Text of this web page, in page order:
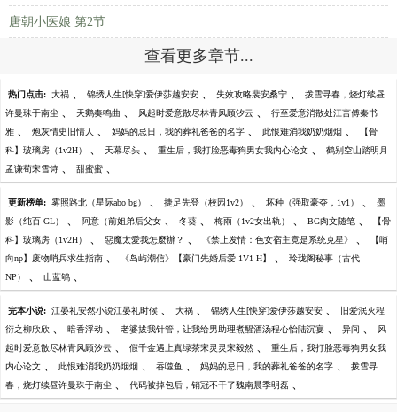
唐朝小医娘 第2节
查看更多章节...
热门点击: 大祸 、 锦绣人生[快穿]爱伊莎越安安 、 失效攻略裴安桑宁 、 拨雪寻春，烧灯续昼
许曼珠于南尘 、 天鹅奏鸣曲 、 风起时爱意散尽林青风顾汐云 、 行至爱意消散处江言傅秦书
雅 、 炮灰情史旧情人 、 妈妈的忌日，我的葬礼爸爸的名字 、 此恨难消我奶奶烟烟 、 【骨
科】玻璃房（1v2H） 、 天幕尽头 、 重生后，我打脸恶毒狗男女我内心论文 、 鹤别空山踏明月
孟谦荀宋雪诗 、 甜蜜蜜 、
更新榜单: 雾照路北（星际abo bg） 、 捷足先登（校园1v2） 、 坏种（强取豪夺，1v1） 、 墨
影（纯百 GL） 、 阿意（前姐弟后父女 、 冬葵 、 梅雨（1v2女出轨） 、 BG肉文随笔 、 【骨
科】玻璃房（1v2H） 、 惡魔太愛我怎麼辦？ 、 《禁止发情：色女宿主竟是系统克星》 、 【哨
向np】废物哨兵求生指南 、 《岛屿潮信》【豪门先婚后爱 1V1 H】 、 玲珑阁秘事（古代
NP） 、 山蓝鸲 、
完本小说: 江晏礼安然小说江晏礼时候 、 大祸 、 锦绣人生[快穿]爱伊莎越安安 、 旧爱泯灭程
衍之柳欣欣 、 暗香浮动 、 老婆拔我针管，让我给男助理煮醒酒汤程心怡陆沉宴 、 异间 、 风
起时爱意散尽林青风顾汐云 、 假千金遇上真绿茶宋灵灵宋毅然 、 重生后，我打脸恶毒狗男女我
内心论文 、 此恨难消我奶奶烟烟 、 吞噬鱼 、 妈妈的忌日，我的葬礼爸爸的名字 、 拨雪寻
春，烧灯续昼许曼珠于南尘 、 代码被掉包后，销冠不干了魏南晨季明磊 、